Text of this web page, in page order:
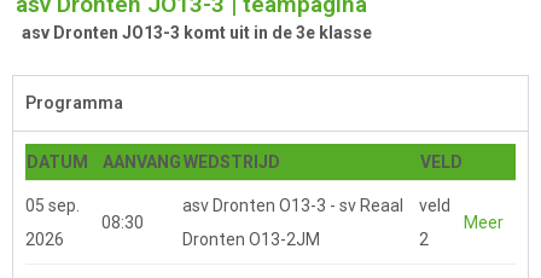
asv Dronten JO13-3 komt uit in de 3e klasse
Programma
DATUM AANVANGWEDSTRIJD VELD
05 sep.
2026
08:30
asv Dronten O13-3 - sv Reaal
Dronten O13-2JM
veld
2
Meer